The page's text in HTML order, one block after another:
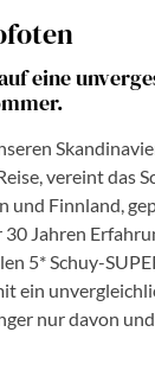
eine
vereint das
und Finnland,
Jahren
5* Schuy-
ein
nur davon